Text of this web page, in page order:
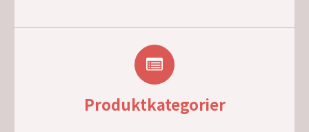
Produktkategorier